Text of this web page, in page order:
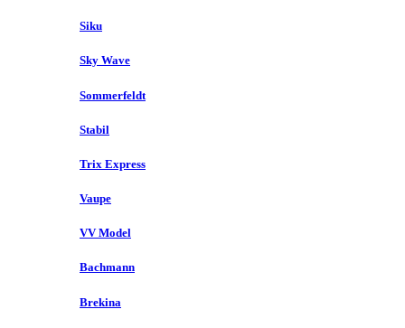
Siku
Sky Wave
Sommerfeldt
Stabil
Trix Express
Vaupe
VV Model
Bachmann
Brekina